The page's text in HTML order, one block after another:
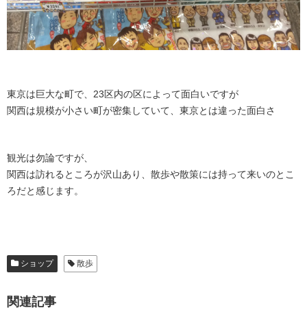
東京は巨大な町で、23区内の区によって面白いですが
関西は規模が小さい町が密集していて、東京とは違った面白さ
観光は勿論ですが、
関西は訪れるところが沢山あり、散歩や散策には持って来いのとこ
ろだと感じます。
ショップ 散歩
関連記事